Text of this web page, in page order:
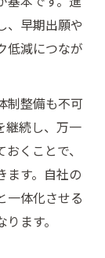
、早期出願や
低減につなが
制整備も不可
継続し、万一
くことで、
ます。自社の
一体化させる
ます。